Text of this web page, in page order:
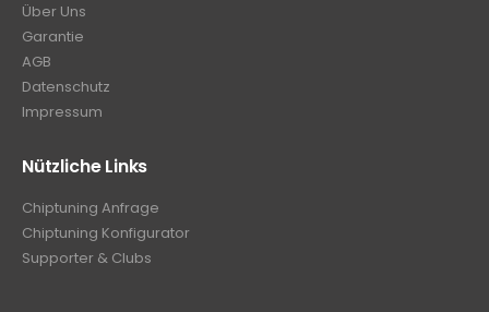
Über Uns
Garantie
AGB
Datenschutz
Impressum
Nützliche Links
Chiptuning Anfrage
Chiptuning Konfigurator
Supporter & Clubs